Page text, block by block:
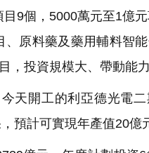
9個，5000萬元至1億元
原料藥及藥用輔料智
，投資規模大、帶動能力
天開工的利亞德光電二
預計可實現年產值20億